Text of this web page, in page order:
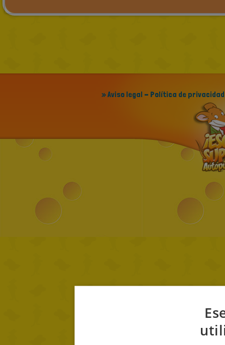
» Aviso legal - Política de privacidad